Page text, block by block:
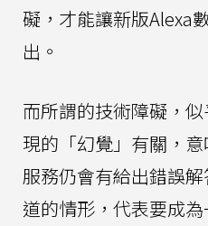
礙，才能讓新版Alexa
出。
而所謂的技術障礙，
現的「幻覺」有關，
服務仍會有給出錯誤
道的情形，代表要成